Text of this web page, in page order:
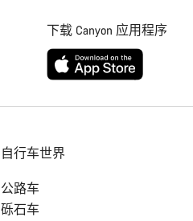
下载 Canyon 应用程序
自行车世界
公路车
砾石车